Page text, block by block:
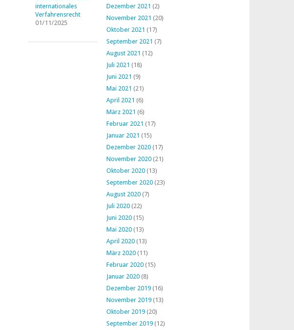
internationales
Verfahrensrecht
01/11/2025
Dezember 2021 (2)
November 2021 (20)
Oktober 2021 (17)
September 2021 (7)
August 2021 (12)
Juli 2021 (18)
Juni 2021 (9)
Mai 2021 (21)
April 2021 (6)
März 2021 (6)
Februar 2021 (17)
Januar 2021 (15)
Dezember 2020 (17)
November 2020 (21)
Oktober 2020 (13)
September 2020 (23)
August 2020 (7)
Juli 2020 (22)
Juni 2020 (15)
Mai 2020 (13)
April 2020 (13)
März 2020 (11)
Februar 2020 (15)
Januar 2020 (8)
Dezember 2019 (16)
November 2019 (13)
Oktober 2019 (20)
September 2019 (12)